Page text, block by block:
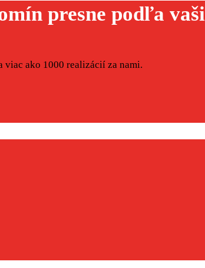
presne podľa
viac ako 1000 realizácií za nami.